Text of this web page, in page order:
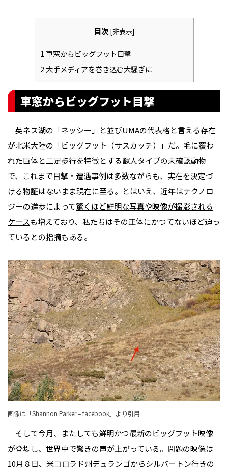
目次 [非表示]
1車窓からビッグフット目撃
2大手メディアを巻き込む大騒ぎに
車窓からビッグフット目撃
英ネス湖の「ネッシー」と並びUMAの代表格と言える存在
が北米大陸の「ビッグフット（サスカッチ）」だ。毛に覆わ
れた巨体と二足歩行を特徴とする獣人タイプの未確認動物
で、これまで目撃・遭遇事例は多数ながらも、実在を決定づ
ける物証はないまま現在に至る。とはいえ、近年はテクノロ
ジーの進歩によって驚くほど鮮明な写真や映像が撮影される
ケースも増えており、私たちはその正体にかつてないほど迫っ
ているとの指摘もある。
画像は「Shannon Parker – facebook」より引用
そして今月、またしても鮮明かつ最新のビッグフット映像
が登場し、世界中で驚きの声が上がっている。問題の映像は
10月８日、米コロラド州デュランゴからシルバートン行きの